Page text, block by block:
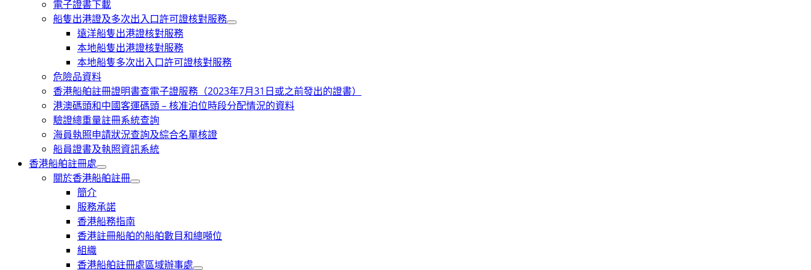
電子證書下載
船隻出港證及多次出入口許可證核對服務
遠洋船隻出港證核對服務
本地船隻出港證核對服務
本地船隻多次出入口許可證核對服務
危險品資料
香港船舶註冊證明書查電子證服務（2023年7月31日或之前發出的證書）
港澳碼頭和中國客運碼頭 – 核准泊位時段分配情況的資料
驗證總重量註冊系統查詢
海員執照申請狀況查詢及綜合名單核證
船員證書及執照資訊系統
香港船舶註冊處
關於香港船舶註冊
簡介
服務承諾
香港船務指南
香港註冊船舶的船舶數目和總噸位
組織
香港船舶註冊處區域辦事處